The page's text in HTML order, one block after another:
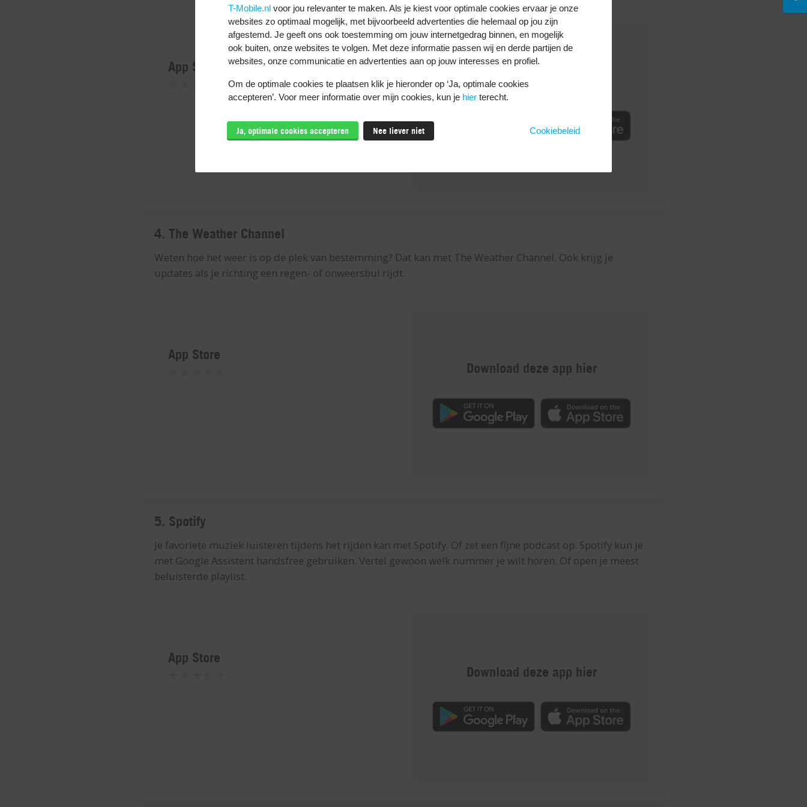
App Store
Download deze app hier
4. The Weather Channel
Weten hoe het weer is op de plek van bestemming? Dat kan met The Weather Channel. Ook krijg je
updates als je richting een regen- of onweersbui rijdt.
App Store
Download deze app hier
5. Spotify
Je favoriete muziek luisteren tijdens het rijden kan met Spotify. Of zet een fijne podcast op. Spotify kun je
met Google Assistent handsfree gebruiken. Vertel gewoon welk nummer je wilt horen. Of open je meest
beluisterde playlist.
App Store
Download deze app hier
T-Mobile.nl voor jou relevanter te maken. Als je kiest voor optimale cookies ervaar je onze
websites zo optimaal mogelijk, met bijvoorbeeld advertenties die helemaal op jou zijn
afgestemd. Je geeft ons ook toestemming om jouw internetgedrag binnen, en mogelijk
ook buiten, onze websites te volgen. Met deze informatie passen wij en derde partijen de
websites, onze communicatie en advertenties aan op jouw interesses en profiel.
Om de optimale cookies te plaatsen klik je hieronder op ‘Ja, optimale cookies
accepteren’. Voor meer informatie over mijn cookies, kun je hier terecht.
Ja, optimale cookies accepteren Nee liever niet Cookiebeleid